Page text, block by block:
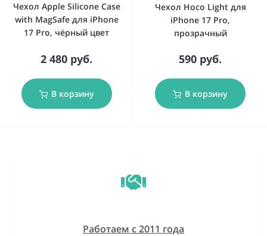
Чехол Apple Silicone Case
with MagSafe для iPhone
17 Pro, чёрный цвет
2 480 руб.
В корзину
Чехол Hoco Light для
iPhone 17 Pro,
прозрачный
590 руб.
В корзину
Работаем с 2011 года